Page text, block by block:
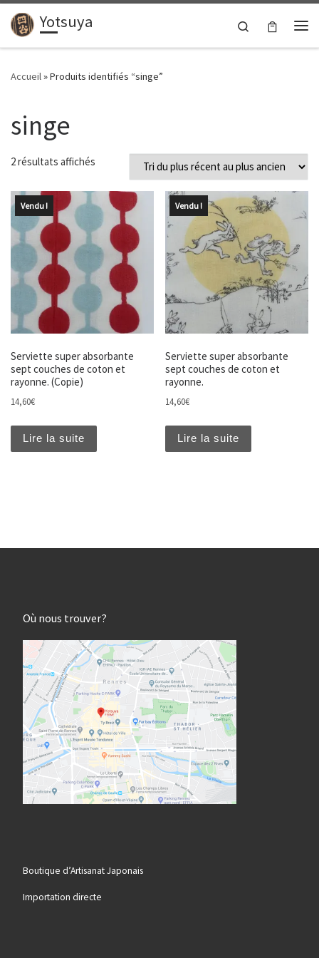
Passer au contenu
Yotsuya
Search
Accueil»Produits identifiés “singe”
singe
2 résultats affichés Trié du plus récent au plus ancien
Vendu !
Serviette super absorbante
sept couches de coton et
rayonne. (Copie)
14,60€
Lire la suite
Vendu !
Serviette super absorbante
sept couches de coton et
rayonne.
14,60€
Lire la suite
Où nous trouver?
Boutique d’Artisanat Japonais
Importation directe